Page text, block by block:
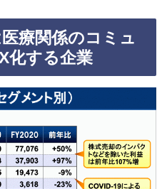
療関係のコミュ
化する企業